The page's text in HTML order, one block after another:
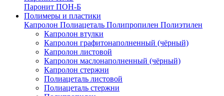
Паронит ПОН-Б
Полимеры и пластики
Капролон Полиацеталь Полипропилен Полиэтилен
Капролон втулки
Капролон графитонаполненный (чёрный)
Капролон листовой
Капролон маслонаполненный (чёрный)
Капролон стержни
Полиацеталь листовой
Полиацеталь стержни